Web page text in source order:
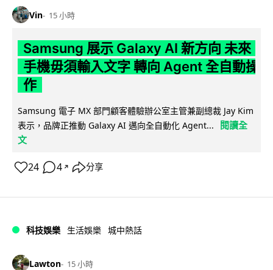
Vin 15 小時
Samsung 展示 Galaxy AI 新方向 未來
手機毋須輸入文字 轉向 Agent 全自動操
作
Samsung 電子 MX 部門顧客體驗辦公室主管兼副總裁 Jay Kim
表示，品牌正推動 Galaxy AI 邁向全自動化 Agent...
閱讀全
文
24 4 ↗ 分享
科技娛樂 生活娛樂 城中熱話
Lawton 15 小時